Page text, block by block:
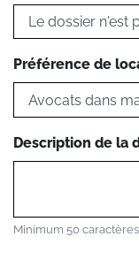
Préférence de
Description de la
Minimum 50 caractères